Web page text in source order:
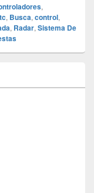
,
, Busca, control,
, Radar, Sistema De